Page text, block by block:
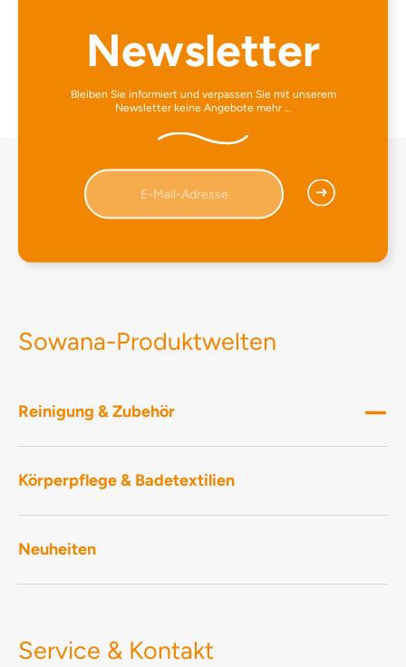
(z.B. Marmor). INHALTSSTOFFE AQUA CITRIC
ACID UNDECETH-5 PARFUM
Newsletter
Bleiben Sie informiert und verpassen Sie mit unserem
Newsletter keine Angebote mehr …
Sowana-Produktwelten
Reinigung & Zubehör
Körperpflege & Badetextilien
Neuheiten
Service & Kontakt